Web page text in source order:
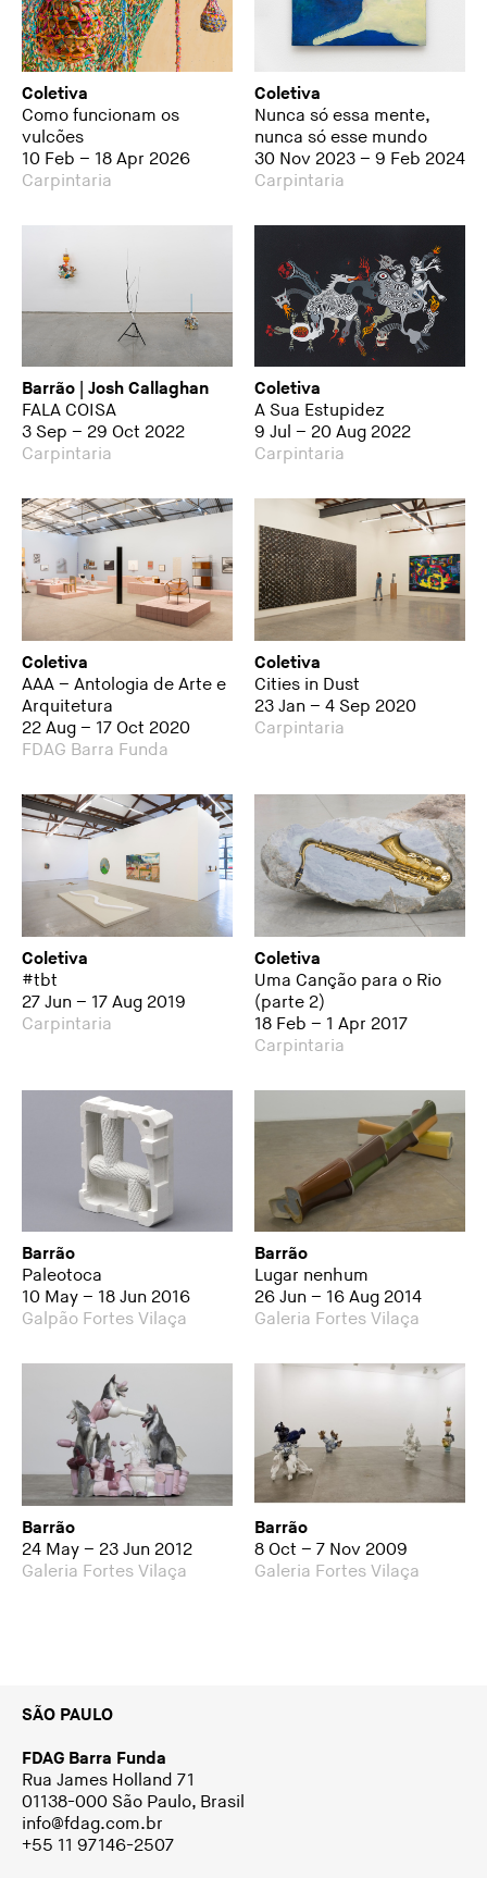
Coletiva
Como funcionam os
vulcões
10 Feb – 18 Apr 2026
Carpintaria
Coletiva
Nunca só essa mente,
nunca só esse mundo
30 Nov 2023 – 9 Feb 2024
Carpintaria
Barrão | Josh Callaghan
FALA COISA
3 Sep – 29 Oct 2022
Carpintaria
Coletiva
A Sua Estupidez
9 Jul – 20 Aug 2022
Carpintaria
Coletiva
AAA – Antologia de Arte e
Arquitetura
22 Aug – 17 Oct 2020
FDAG Barra Funda
Coletiva
Cities in Dust
23 Jan – 4 Sep 2020
Carpintaria
Coletiva
#tbt
27 Jun – 17 Aug 2019
Carpintaria
Coletiva
Uma Canção para o Rio
(parte 2)
18 Feb – 1 Apr 2017
Carpintaria
Barrão
Paleotoca
10 May – 18 Jun 2016
Galpão Fortes Vilaça
Barrão
Lugar nenhum
26 Jun – 16 Aug 2014
Galeria Fortes Vilaça
Barrão
24 May – 23 Jun 2012
Galeria Fortes Vilaça
Barrão
8 Oct – 7 Nov 2009
Galeria Fortes Vilaça
SÃO PAULO
FDAG Barra Funda
Rua James Holland 71
01138-000 São Paulo, Brasil
info@fdag.com.br
+55 11 97146-2507